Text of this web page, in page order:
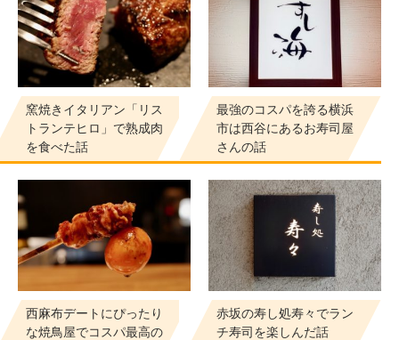
窯焼きイタリアン「リス
トランテヒロ」で熟成肉
を食べた話
最強のコスパを誇る横浜
市は西谷にあるお寿司屋
さんの話
西麻布デートにぴったり
な焼鳥屋でコスパ最高の
赤坂の寿し処寿々でラン
チ寿司を楽しんだ話